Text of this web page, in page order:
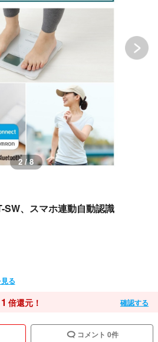
2 / 8
、スマホ連動自動認識
る
倍還元！ 確認する
コメント 0件